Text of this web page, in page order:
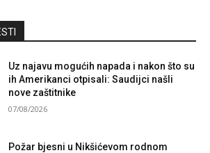
Uz najavu mogućih napada i nakon što su
ih Amerikanci otpisali: Saudijci našli
nove zaštitnike
07/08/2026
Požar bjesni u Nikšićevom rodnom